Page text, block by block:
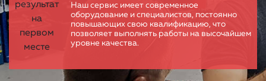
Наш сервис имеет современное
оборудование и специалистов, постоянно
повышающих свою квалификацию, что
позволяет выполнять работы на высочайшем
уровне качества.